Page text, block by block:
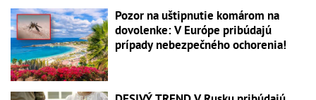
Pozor na uštipnutie komárom na
dovolenke: V Európe pribúdajú
prípady nebezpečného ochorenia!